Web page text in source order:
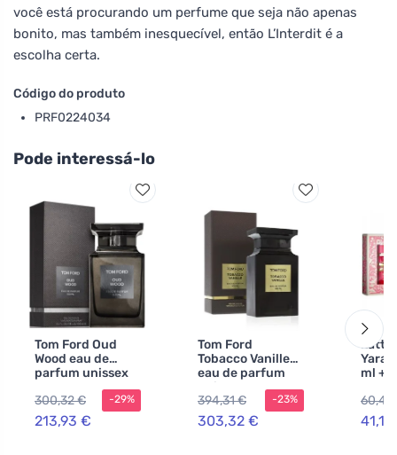
você está procurando um perfume que seja não apenas
bonito, mas também inesquecível, então L’Interdit é a
escolha certa.
Código do produto
PRF0224034
Pode interessá-lo
Tom Ford Oud
Wood eau de
parfum unissex
300,32 €
213,93 €
-29%
Tom Ford
Tobacco Vanille
eau de parfum
unissex 100 ml
394,31 €
303,32 €
-23%
Yara
ml +
EDP
ml +
Tous
60,40